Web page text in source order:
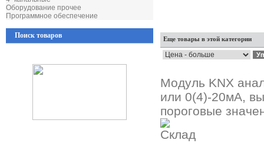
Оборудование прочее
Программное обеспечение
Поиск товаров Еще товары в этой категории
Модуль KNX
или 0(4)-20мА,
пороговые